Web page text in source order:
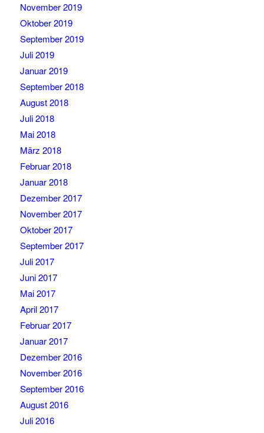
November 2019
Oktober 2019
September 2019
Juli 2019
Januar 2019
September 2018
August 2018
Juli 2018
Mai 2018
März 2018
Februar 2018
Januar 2018
Dezember 2017
November 2017
Oktober 2017
September 2017
Juli 2017
Juni 2017
Mai 2017
April 2017
Februar 2017
Januar 2017
Dezember 2016
November 2016
September 2016
August 2016
Juli 2016